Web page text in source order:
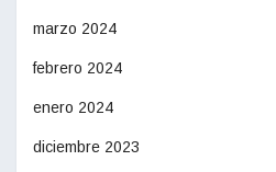
marzo 2024
febrero 2024
enero 2024
diciembre 2023